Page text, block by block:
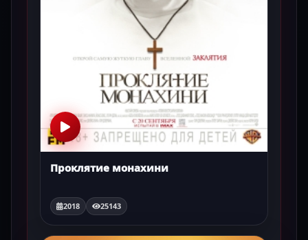
Проклятие монахини
2018 25143